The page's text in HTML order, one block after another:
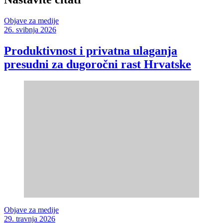
Objave za medije
26. svibnja 2026
Produktivnost i privatna ulaganja
presudni za dugoročni rast Hrvatske
Objave za medije
29. travnja 2026